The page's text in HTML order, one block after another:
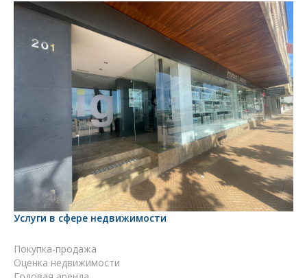
Услуги в сфере недвижимости
Покупка-продажа
Оценка недвижимости